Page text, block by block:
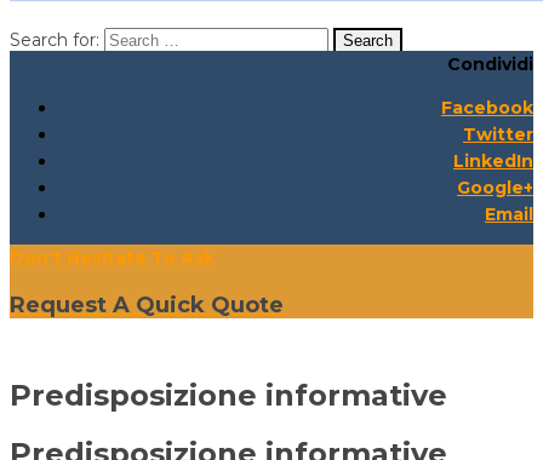
Search for:
Condividi
Facebook
Twitter
LinkedIn
Google+
Email
Don't Hesitate To Ask
Request A Quick Quote
Predisposizione informative